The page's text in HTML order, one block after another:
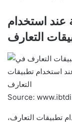
عند استخدام
التعارف
Source:
تطبيقات التعارف،